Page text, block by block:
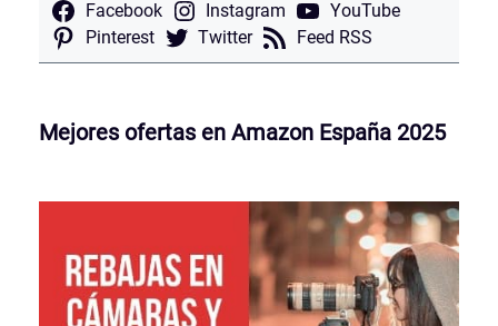
Facebook Instagram
YouTube
Pinterest
Twitter Feed RSS
Mejores ofertas en Amazon España 2025